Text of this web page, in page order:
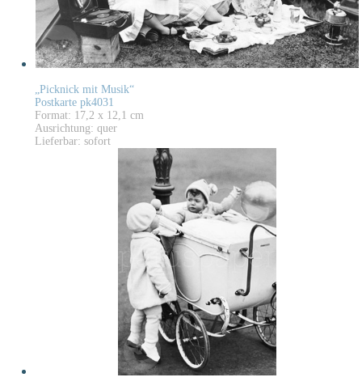
„Picknick mit Musik“
Postkarte pk4031
Format: 17,2 x 12,1 cm
Ausrichtung: quer
Lieferbar: sofort